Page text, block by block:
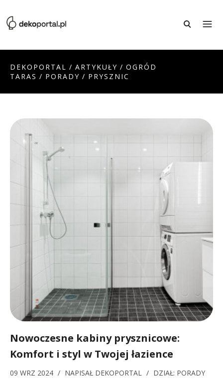
DEKOPORTAL / ARTYKUŁY / OGRÓD
TARAS / PORADY / PRYSZNIC
Nowoczesne kabiny prysznicowe:
Komfort i styl w Twojej łazience
09 WRZ 2024 / NAPISAŁ DEKOPORTAL / DZIAŁ: PORADY